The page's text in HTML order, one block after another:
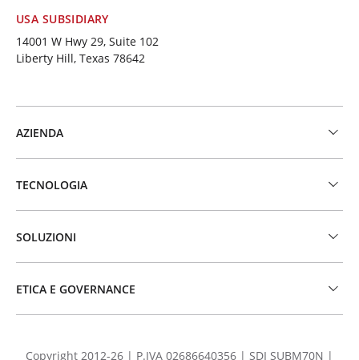
USA SUBSIDIARY
14001 W Hwy 29, Suite 102
Liberty Hill, Texas 78642
AZIENDA
TECNOLOGIA
SOLUZIONI
ETICA E GOVERNANCE
Copyright 2012-26 | P.IVA 02686640356 | SDI SUBM70N |